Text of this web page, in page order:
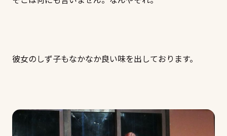
彼女のしず子もなかなか良い味を出しております。